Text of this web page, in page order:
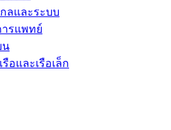
ลและระบบ
ารแพทย์
น
อและเรือเล็ก